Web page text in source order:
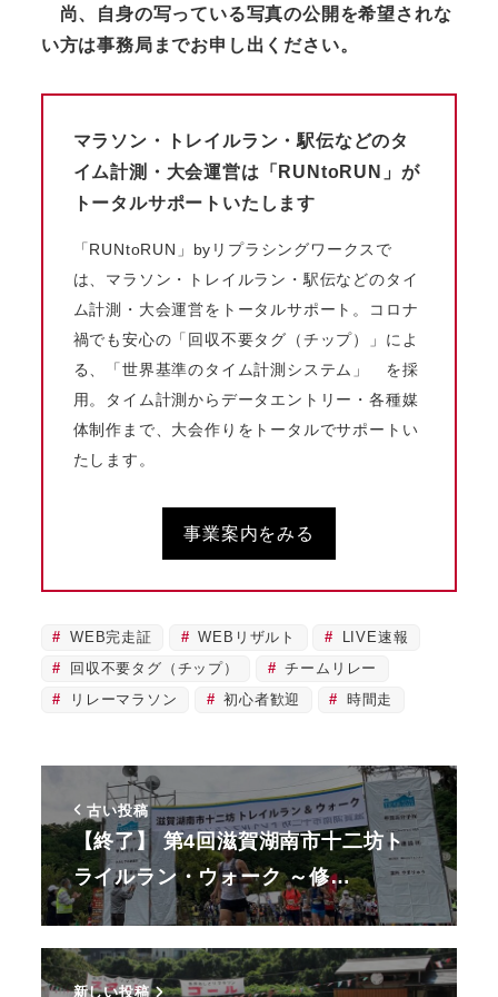
尚、自身の写っている写真の公開を希望されな
い方は事務局までお申し出ください。
マラソン・トレイルラン・駅伝などのタ
イム計測・大会運営は「RUNtoRUN」が
トータルサポートいたします
「RUNtoRUN」byリプラシングワークスで
は、マラソン・トレイルラン・駅伝などのタイ
ム計測・大会運営をトータルサポート。コロナ
禍でも安心の「回収不要タグ（チップ）」によ
る、「世界基準のタイム計測システム」 を採
用。タイム計測からデータエントリー・各種媒
体制作まで、大会作りをトータルでサポートい
たします。
事業案内をみる
WEB完走証 WEBリザルト
LIVE速報
回収不要タグ（チップ）
チームリレー
リレーマラソン
初心者歓迎 時間走
古い投稿
【終了】 第4回滋賀湖南市十二坊ト
ライルラン・ウォーク ～修…
新しい投稿